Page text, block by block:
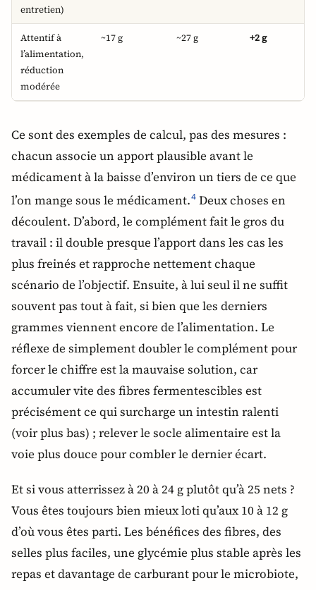
entretien)
Attentif à
l’alimentation,
réduction
modérée
~17 g ~27 g +2 g
Ce sont des exemples de calcul, pas des mesures :
chacun associe un apport plausible avant le
médicament à la baisse d’environ un tiers de ce que
l’on mange sous le médicament.4 Deux choses en
découlent. D’abord, le complément fait le gros du
travail : il double presque l’apport dans les cas les
plus freinés et rapproche nettement chaque
scénario de l’objectif. Ensuite, à lui seul il ne suffit
souvent pas tout à fait, si bien que les derniers
grammes viennent encore de l’alimentation. Le
réflexe de simplement doubler le complément pour
forcer le chiffre est la mauvaise solution, car
accumuler vite des fibres fermentescibles est
précisément ce qui surcharge un intestin ralenti
(voir plus bas) ; relever le socle alimentaire est la
voie plus douce pour combler le dernier écart.
Et si vous atterrissez à 20 à 24 g plutôt qu’à 25 nets ?
Vous êtes toujours bien mieux loti qu’aux 10 à 12 g
d’où vous êtes parti. Les bénéfices des fibres, des
selles plus faciles, une glycémie plus stable après les
repas et davantage de carburant pour le microbiote,